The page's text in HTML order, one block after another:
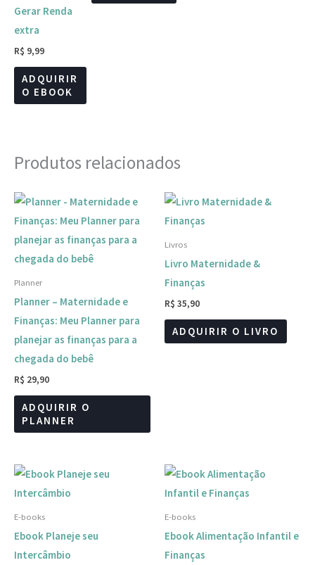
Gerar Renda
extra
R$ 9,99
ADQUIRIR
O EBOOK
Produtos relacionados
Planner
Planner – Maternidade e
Finanças: Meu Planner para
planejar as finanças para a
chegada do bebê
R$ 29,90
ADQUIRIR O
PLANNER
Livros
Livro Maternidade &
Finanças
R$ 35,90
ADQUIRIR O LIVRO
E-books
Ebook Planeje seu
Intercâmbio
E-books
Ebook Alimentação Infantil e
Finanças